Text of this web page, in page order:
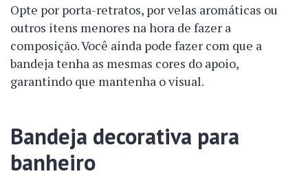
Opte por porta-retratos, por velas aromáticas ou
outros itens menores na hora de fazer a
composição. Você ainda pode fazer com que a
bandeja tenha as mesmas cores do apoio,
garantindo que mantenha o visual.
Bandeja decorativa para
banheiro